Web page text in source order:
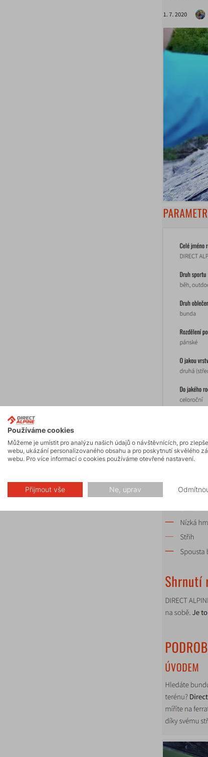
Používáme cookies
Můžeme je umístit pro analýzu našich údajů o návštěvnících, pro
webu, ukázání personalizovaného obsahu a pro poskytnutí skvělého
webu. Pro více informací o cookies používáme otevřené nastavení.
Přijmout vše Ne, uprav